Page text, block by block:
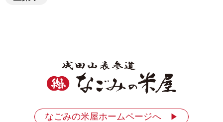
なごみの米屋ホームページへ ▶